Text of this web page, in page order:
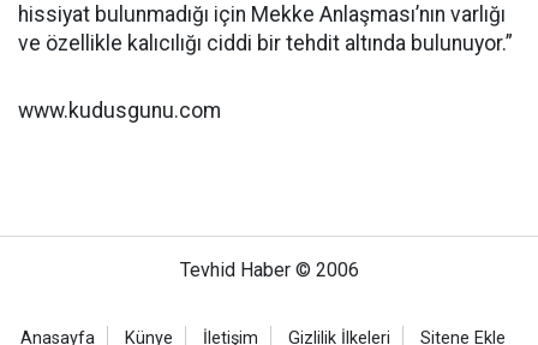
hissiyat bulunmadığı için Mekke Anlaşması’nın varlığı
ve özellikle kalıcılığı ciddi bir tehdit altında bulunuyor.”
www.kudusgunu.com
Tevhid Haber © 2006
Anasayfa Künye İletişim Gizlilik İlkeleri Sitene Ekle